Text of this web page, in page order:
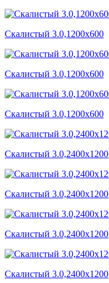
Скалистый 3.0,1200x600
Скалистый 3.0,1200x600
Скалистый 3.0,1200x600
Скалистый 3.0,2400x1200
Скалистый 3.0,2400x1200
Скалистый 3.0,2400x1200
Скалистый 3.0,2400x1200